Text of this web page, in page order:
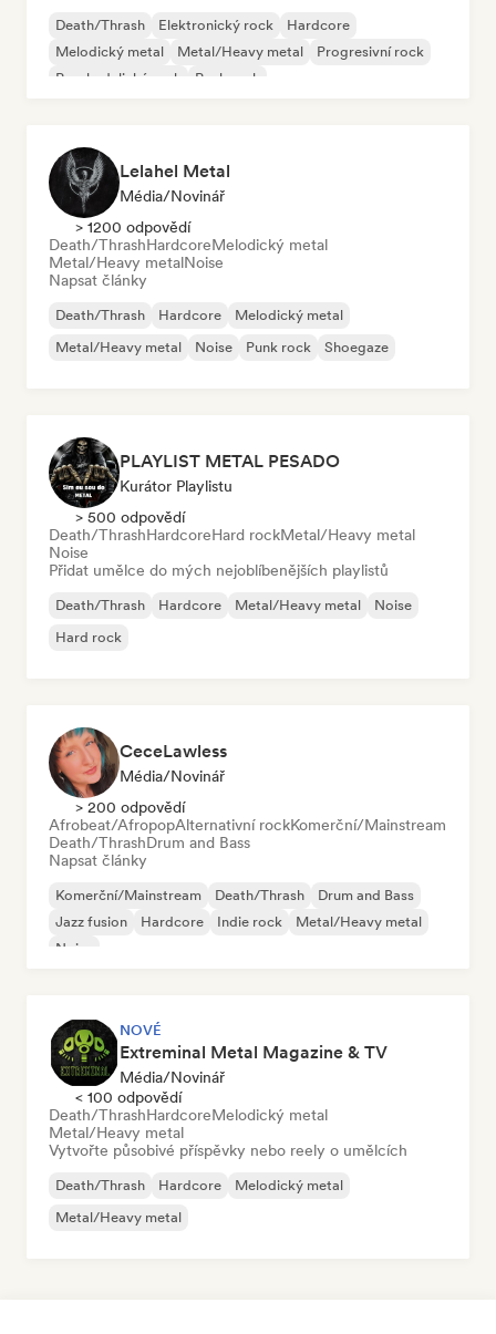
Death/Thrash Elektronický rock
Hardcore
Melodický metal
Metal/Heavy metal
Progresivní rock
Psychedelický rock
Punk rock
Lelahel Metal
Média/novinář
> 1200 odpovědí
Death/ThrashHardcoreMelodický metal
Metal/Heavy metalNoise
Napsat články
Death/Thrash Hardcore
Melodický metal
Metal/Heavy metal
Noise Punk rock Shoegaze
PLAYLIST METAL PESADO
Kurátor Playlistu
> 500 odpovědí
Death/ThrashHardcoreHard rockMetal/Heavy metal
Noise
Přidat umělce do mých nejoblíbenějších playlistů
Death/Thrash Hardcore Metal/Heavy metal
Noise
Hard rock
CeceLawless
Média/novinář
> 200 odpovědí
Afrobeat/AfropopAlternativní rockKomerční/Mainstream
Death/ThrashDrum and Bass
Napsat články
Komerční/Mainstream Death/Thrash
Drum and Bass
Jazz fusion
Hardcore Indie rock
Metal/Heavy metal
Noise
NOVÉ
Extreminal Metal Magazine & TV
Média/novinář
< 100 odpovědí
Death/ThrashHardcoreMelodický metal
Metal/Heavy metal
Vytvořte působivé příspěvky nebo reely o umělcích
Death/Thrash Hardcore
Melodický metal
Metal/Heavy metal